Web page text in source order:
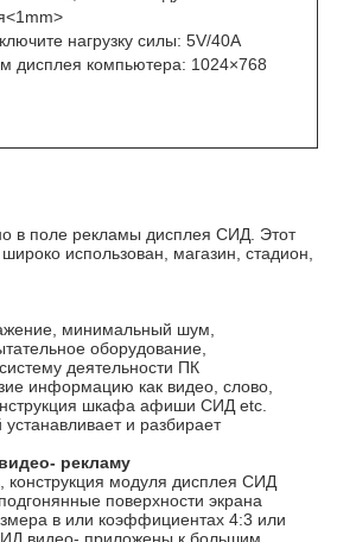
<1mm>
нагрузку силы: 5V/40A
дисплея компьютера: 1024×768
в поле рекламы дисплея СИД. Этот
использован, магазин, стадион,
минимальный шум,
оборудование,
деятельности ПК
информацию как видео, слово,
шкафа афиши СИД etc.
и разбирает
рекламу
конструкция модуля дисплея СИД
поверхности экрана
в или коэффициентах 4:3 или